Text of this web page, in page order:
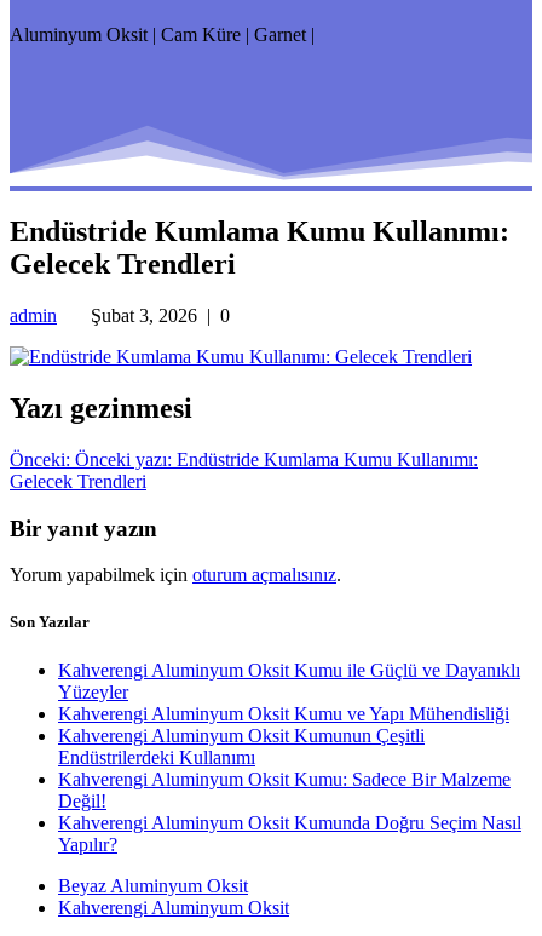
Aluminyum Oksit | Cam Küre | Garnet |
Endüstride Kumlama Kumu Kullanımı:
Gelecek Trendleri
admin Şubat 3, 2026 | 0
Yazı gezinmesi
Önceki: Önceki yazı: Endüstride Kumlama Kumu Kullanımı:
Gelecek Trendleri
Bir yanıt yazın
Yorum yapabilmek için oturum açmalısınız.
Son Yazılar
Kahverengi Aluminyum Oksit Kumu ile Güçlü ve Dayanıklı
Yüzeyler
Kahverengi Aluminyum Oksit Kumu ve Yapı Mühendisliği
Kahverengi Aluminyum Oksit Kumunun Çeşitli
Endüstrilerdeki Kullanımı
Kahverengi Aluminyum Oksit Kumu: Sadece Bir Malzeme
Değil!
Kahverengi Aluminyum Oksit Kumunda Doğru Seçim Nasıl
Yapılır?
Beyaz Aluminyum Oksit
Kahverengi Aluminyum Oksit